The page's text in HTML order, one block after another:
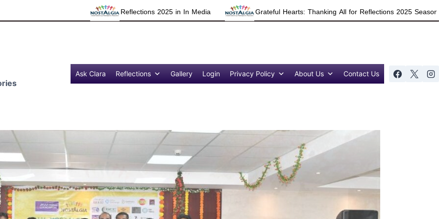
Reflections 2025 in In Media Grateful Hearts: Thanking All for Reflections 2025 Season 7 Success
Ask Clara Reflections Gallery Login Privacy Policy About Us Contact Us